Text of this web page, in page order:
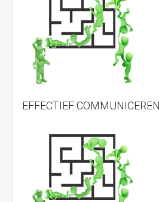
EFFECTIEF COMMUNICEREN